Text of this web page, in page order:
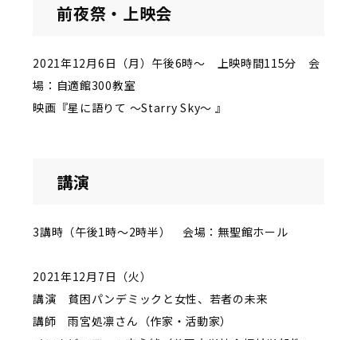
前夜祭・上映会
2021年12月6日（月）午後6時～ 上映時間115分 会
場：自適館300教室
映画『星に語りて ～Starry Sky～ 』
講演
3講時（午後1時～2時半） 会場：無聖館ホール
2021年12月7日（火）
講演 貧困パンデミックと女性、若者の未来
講師 雨宮処凛さん（作家・活動家）